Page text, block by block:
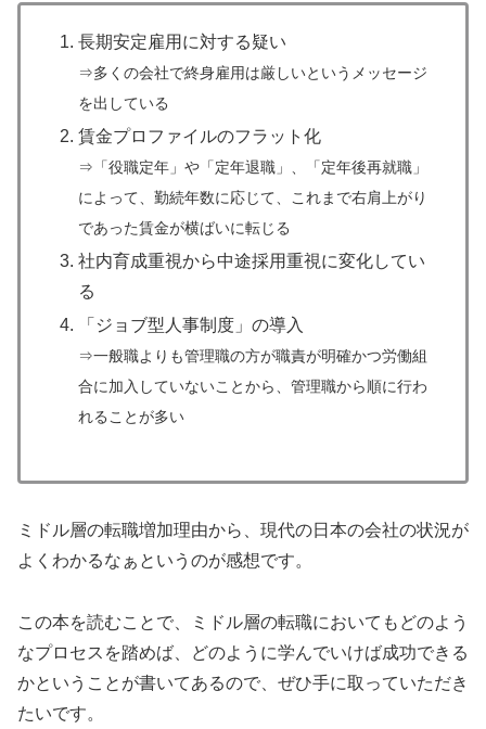
長期安定雇用に対する疑い
⇒多くの会社で終身雇用は厳しいというメッセージ
を出している
賃金プロファイルのフラット化
⇒「役職定年」や「定年退職」、「定年後再就職」
によって、勤続年数に応じて、これまで右肩上がり
であった賃金が横ばいに転じる
社内育成重視から中途採用重視に変化してい
る
「ジョブ型人事制度」の導入
⇒一般職よりも管理職の方が職責が明確かつ労働組
合に加入していないことから、管理職から順に行わ
れることが多い
ミドル層の転職増加理由から、現代の日本の会社の状況が
よくわかるなぁというのが感想です。
この本を読むことで、ミドル層の転職においてもどのよう
なプロセスを踏めば、どのように学んでいけば成功できる
かということが書いてあるので、ぜひ手に取っていただき
たいです。